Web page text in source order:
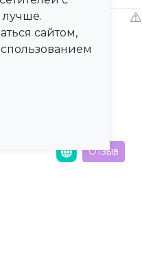
ЦРБ
оказывающая
Красноуральска и
Отзыв
лучше.
сайтом,